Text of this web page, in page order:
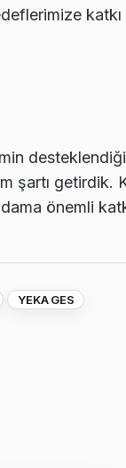
şartı getirdik.
önemli
YEKA GES